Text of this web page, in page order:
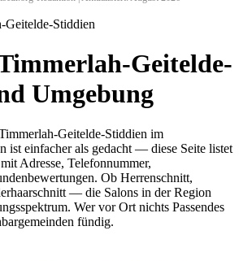
Geitelde-
Umgebung
Geitelde-Stiddien im
ist einfacher als gedacht — diese Seite listet
Adresse, Telefonnummer,
Ob Herrenschnitt,
— die Salons in der Region
Wer vor Ort nichts Passendes
fündig.